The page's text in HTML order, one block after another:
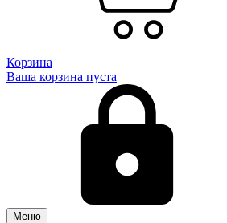
Корзина
Ваша корзина пуста
Меню